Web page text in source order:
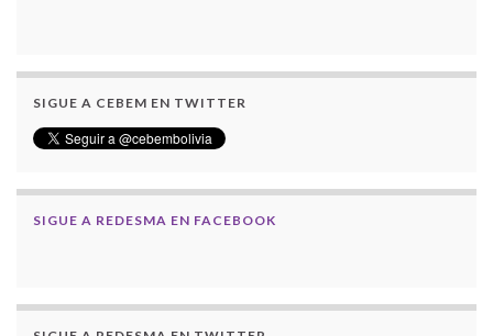
SIGUE A CEBEM EN TWITTER
SIGUE A REDESMA EN FACEBOOK